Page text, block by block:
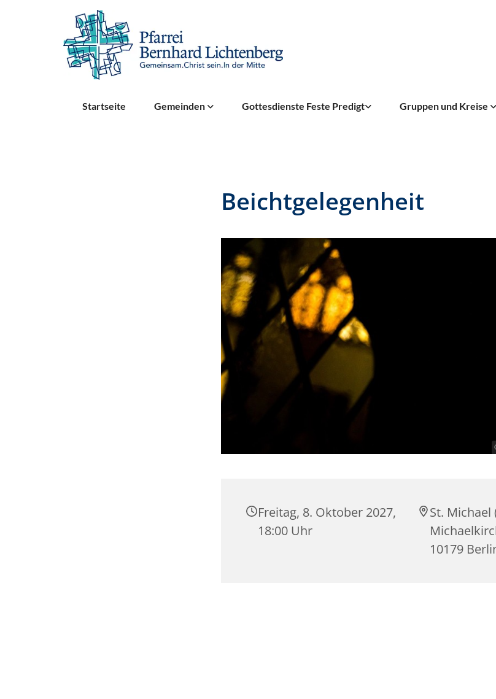
Startseite Gemeinden Gottesdienste Feste Predigt Gruppen und Kreise
Beichtgelegenheit
Freitag, 8. Oktober 2027,
18:00 Uhr
St. Michael
10179